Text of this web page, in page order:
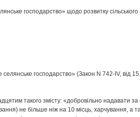
господарство» щодо розвитку
господарство» (Закон N 742-ІV, від
такого змісту: «добровільно надавати
не більше ніж на 10 місць, харчування, а